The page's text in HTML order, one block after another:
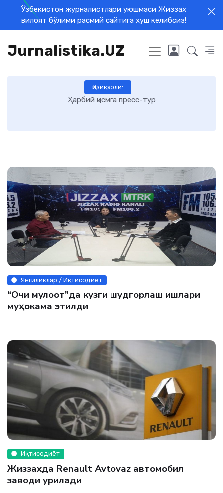
Ўзбекистон журналистлари уюшмаси Жиззах
вилоят бўлими расмий сайтига хуш келибсиз!
Jurnalistika.UZ
Қизиқарли:
Ҳарбий қисмга пресс-тур
Янгиликлар / Иқтисодиёт
“Очиқ мулоқот”да кузги шудгорлаш ишлари
муҳокама этилди
Иқтисодиёт
Жиззахда Renault Avtovaz aвтoмoбил
зaвoди қурилади